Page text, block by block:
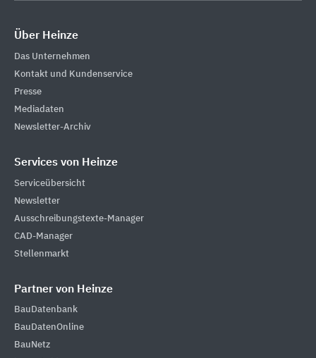
Über Heinze
Das Unternehmen
Kontakt und Kundenservice
Presse
Mediadaten
Newsletter-Archiv
Services von Heinze
Serviceübersicht
Newsletter
Ausschreibungstexte-Manager
CAD-Manager
Stellenmarkt
Partner von Heinze
BauDatenbank
BauDatenOnline
BauNetz